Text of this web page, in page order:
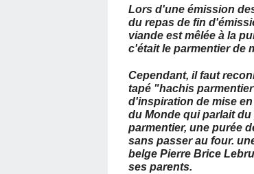
Lors d'une émission
du repas de fin
viande est mêlée à la
c'était le parmentier de
Cependant, il faut
tapé "hachis
d'inspiration de mise
du Monde qui parlait
parmentier, une purée
sans passer au four.
belge Pierre Brice
ses parents.